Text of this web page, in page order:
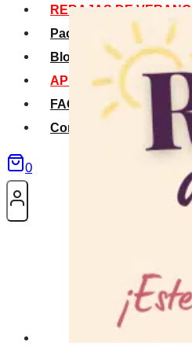
REBAJAS DE VERANO
Packs Verano
Blog
APP La Tribu
FAQS
Contacto
0